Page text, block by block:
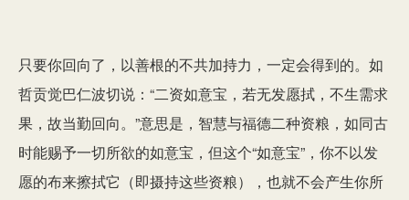
只要你回向了，以善根的不共加持力，一定会得到的。如
哲贡觉巴仁波切说：“二资如意宝，若无发愿拭，不生需求
果，故当勤回向。”意思是，智慧与福德二种资粮，如同古
时能赐予一切所欲的如意宝，但这个“如意宝”，你不以发
愿的布来擦拭它（即摄持这些资粮），也就不会产生你所